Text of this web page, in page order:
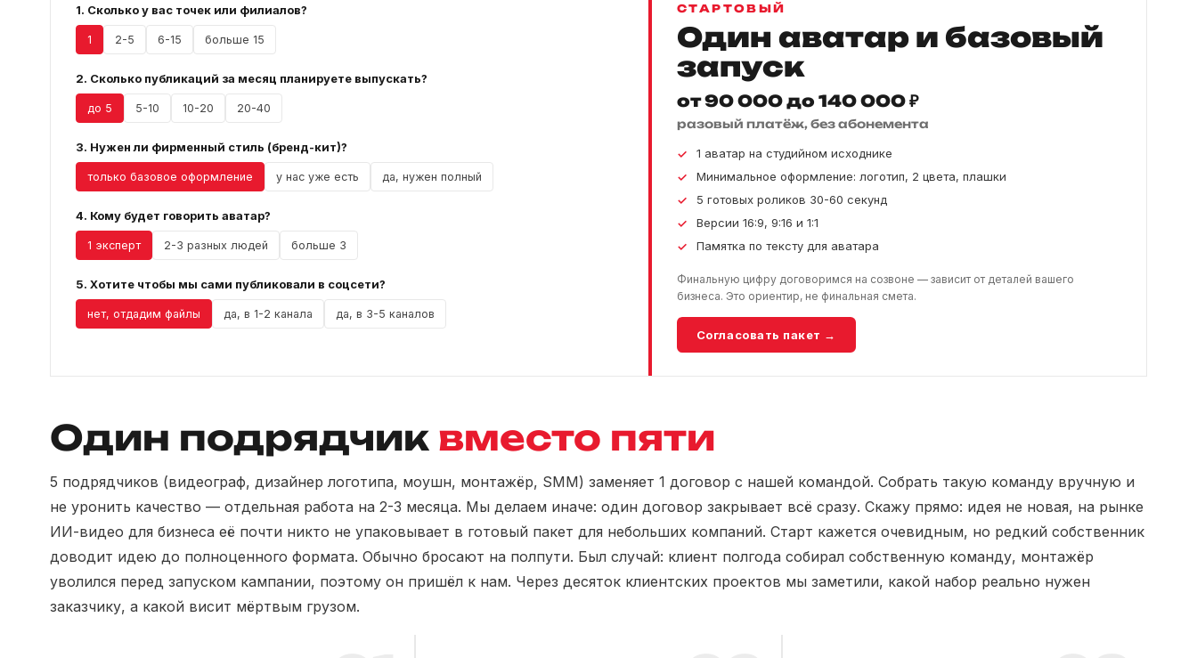
1. Сколько у вас точек или филиалов?
1 2-5 6-15 больше 15
2. Сколько публикаций за месяц планируете выпускать?
до 5 5-10 10-20 20-40
3. Нужен ли фирменный стиль (бренд-кит)?
только базовое оформление у нас уже есть да, нужен полный
4. Кому будет говорить аватар?
1 эксперт 2-3 разных людей больше 3
5. Хотите чтобы мы сами публиковали в соцсети?
нет, отдадим файлы да, в 1-2 канала да, в 3-5 каналов
СТАРТОВЫЙ
Один аватар и базовый
запуск
от 90 000 до 140 000 ₽
разовый платёж, без абонемента
1 аватар на студийном исходнике
Минимальное оформление: логотип, 2 цвета, плашки
5 готовых роликов 30-60 секунд
Версии 16:9, 9:16 и 1:1
Памятка по тексту для аватара
Финальную цифру договоримся на созвоне — зависит от деталей вашего
бизнеса. Это ориентир, не финальная смета.
Согласовать пакет →
Один подрядчик вместо пяти
5 подрядчиков (видеограф, дизайнер логотипа, моушн, монтажёр, SMM) заменяет 1 договор с нашей командой. Собрать такую команду вручную и
не уронить качество — отдельная работа на 2-3 месяца. Мы делаем иначе: один договор закрывает всё сразу. Скажу прямо: идея не новая, на рынке
ИИ-видео для бизнеса её почти никто не упаковывает в готовый пакет для небольших компаний. Старт кажется очевидным, но редкий собственник
доводит идею до полноценного формата. Обычно бросают на полпути. Был случай: клиент полгода собирал собственную команду, монтажёр
уволился перед запуском кампании, поэтому он пришёл к нам. Через десяток клиентских проектов мы заметили, какой набор реально нужен
заказчику, а какой висит мёртвым грузом.